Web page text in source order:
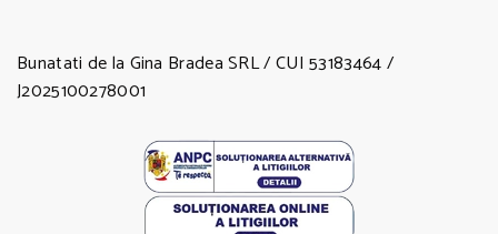
Bunatati de la Gina Bradea SRL / CUI 53183464 /
J2025100278001